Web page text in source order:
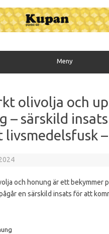
Meny
olivolja och
– särskild
–
och honung är ett bekymmer
en särskild insats för att